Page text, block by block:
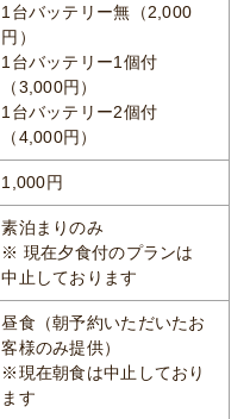
1台バッテリー無（2,000
円）
1台バッテリー1個付
（3,000円）
1台バッテリー2個付
（4,000円）
1,000円
素泊まりのみ
※ 現在夕食付のプランは
中止しております
昼食（朝予約いただいたお
客様のみ提供）
※現在朝食は中止しており
ます